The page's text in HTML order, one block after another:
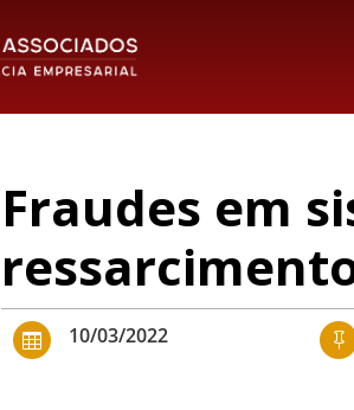
Fraudes em
 10/03/2022 